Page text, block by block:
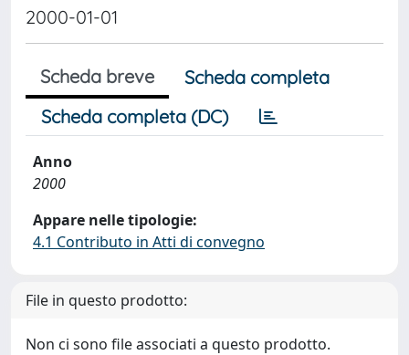
2000-01-01
Scheda breve
Scheda completa
Scheda completa (DC)
Anno
2000
Appare nelle tipologie:
4.1 Contributo in Atti di convegno
File in questo prodotto:
Non ci sono file associati a questo prodotto.